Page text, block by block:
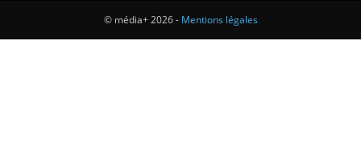
© média+ 2026 - Mentions légales